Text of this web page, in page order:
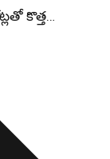
కొత్త…